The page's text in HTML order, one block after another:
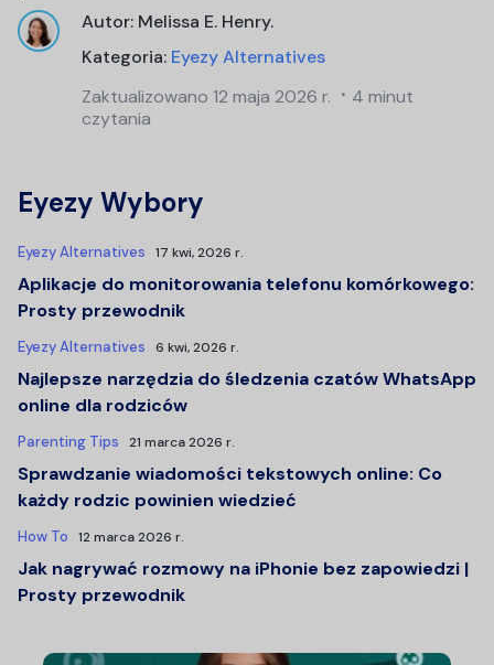
Autor: Melissa E. Henry.
Kategoria: Eyezy Alternatives
Zaktualizowano 12 maja 2026 r.
4 minut
czytania
Eyezy Wybory
Eyezy Alternatives 17 kwi, 2026 r.
Aplikacje do monitorowania telefonu komórkowego:
Prosty przewodnik
Eyezy Alternatives 6 kwi, 2026 r.
Najlepsze narzędzia do śledzenia czatów WhatsApp
online dla rodziców
Parenting Tips 21 marca 2026 r.
Sprawdzanie wiadomości tekstowych online: Co
każdy rodzic powinien wiedzieć
How To 12 marca 2026 r.
Jak nagrywać rozmowy na iPhonie bez zapowiedzi |
Prosty przewodnik